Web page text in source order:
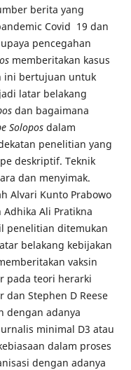
berita yang
Covid 19 dan
pencegahan
memberitakan kasus
ini bertujuan untuk
latar belakang
dan bagaimana
Soloposdalam
penelitian yang
deskriptif. Teknik
dan menyimak.
Alvari Kunto Prabowo
Ali Pratikna
penelitian ditemukan
belakang kebijakan
vaksin
pada teori herarki
dan Stephen D Reese
dengan adanya
minimal D3 atau
dalam proses
dengan adanya